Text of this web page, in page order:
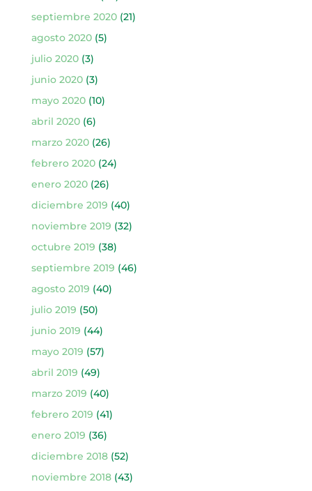
septiembre 2020(21)
agosto 2020(5)
julio 2020(3)
junio 2020(3)
mayo 2020(10)
abril 2020(6)
marzo 2020(26)
febrero 2020(24)
enero 2020(26)
diciembre 2019 (40)
noviembre 2019 (32)
octubre 2019 (38)
septiembre 2019 (46)
agosto 2019 (40)
julio 2019 (50)
junio 2019 (44)
mayo 2019 (57)
abril 2019 (49)
marzo 2019 (40)
febrero 2019 (41)
enero 2019 (36)
diciembre 2018(52)
noviembre 2018(43)